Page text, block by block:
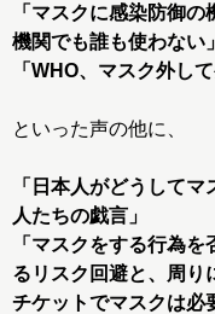
「マスクに感染防御
機関でも誰も使わない」
「WHO、マスク外し
といった声の他に、
「日本人がどうして
人たちの戯言」
「マスクをする行為
るリスク回避と、周り
チケットでマスクは必